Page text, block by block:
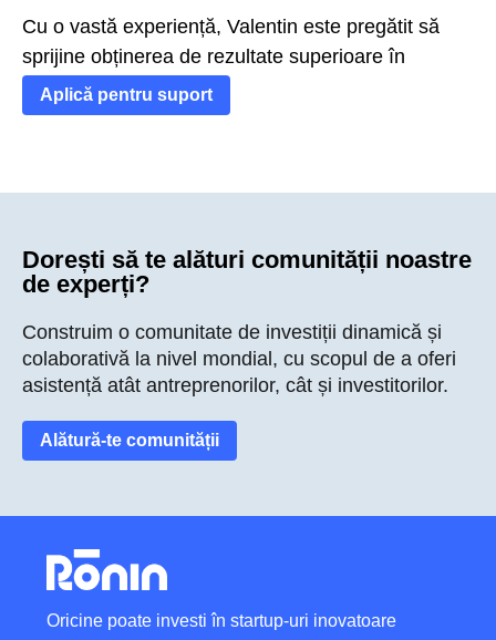
Cu o vastă experiență, Valentin este pregătit să
sprijine obținerea de rezultate superioare în
diverse industrii.
Aplică pentru suport
Dorești să te alături comunității noastre
de experți?
Construim o comunitate de investiții dinamică și
colaborativă la nivel mondial, cu scopul de a oferi
asistență atât antreprenorilor, cât și investitorilor.
Alătură-te comunității
Oricine poate investi în startup-uri inovatoare